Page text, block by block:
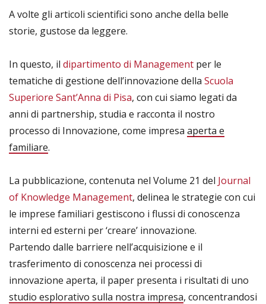
A volte gli articoli scientifici sono anche della belle
storie, gustose da leggere.
In questo, il dipartimento di Management per le
tematiche di gestione dell’innovazione della Scuola
Superiore Sant’Anna di Pisa, con cui siamo legati da
anni di partnership, studia e racconta il nostro
processo di Innovazione, come impresa aperta e
familiare.
La pubblicazione, contenuta nel Volume 21 del Journal
of Knowledge Management, delinea le strategie con cui
le imprese familiari gestiscono i flussi di conoscenza
interni ed esterni per ‘creare’ innovazione.
Partendo dalle barriere nell’acquisizione e il
trasferimento di conoscenza nei processi di
innovazione aperta, il paper presenta i risultati di uno
studio esplorativo sulla nostra impresa, concentrandosi